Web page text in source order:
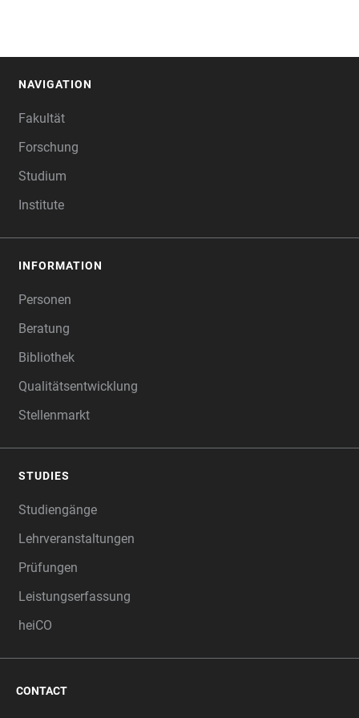
NAVIGATION
Fakultät
Forschung
Studium
Institute
INFORMATION
Personen
Beratung
Bibliothek
Qualitätsentwicklung
Stellenmarkt
STUDIES
Studiengänge
Lehrveranstaltungen
Prüfungen
Leistungserfassung
heiCO
CONTACT